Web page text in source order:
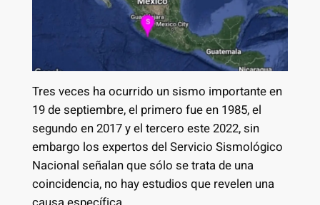
Tres veces ha ocurrido un sismo importante en
19 de septiembre, el primero fue en 1985, el
segundo en 2017 y el tercero este 2022, sin
embargo los expertos del Servicio Sismológico
Nacional señalan que sólo se trata de una
coincidencia, no hay estudios que revelen una